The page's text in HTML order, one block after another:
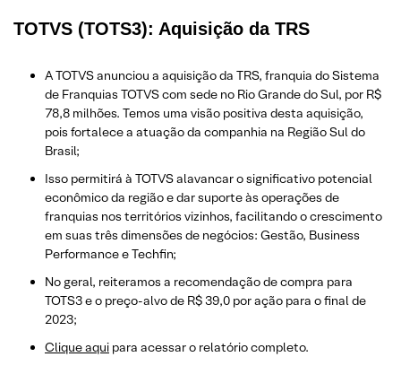
TOTVS (TOTS3): Aquisição da TRS
A TOTVS anunciou a aquisição da TRS, franquia do Sistema
de Franquias TOTVS com sede no Rio Grande do Sul, por R$
78,8 milhões. Temos uma visão positiva desta aquisição,
pois fortalece a atuação da companhia na Região Sul do
Brasil;
Isso permitirá à TOTVS alavancar o significativo potencial
econômico da região e dar suporte às operações de
franquias nos territórios vizinhos, facilitando o crescimento
em suas três dimensões de negócios: Gestão, Business
Performance e Techfin;
No geral, reiteramos a recomendação de compra para
TOTS3 e o preço-alvo de R$ 39,0 por ação para o final de
2023;
Clique aqui para acessar o relatório completo.